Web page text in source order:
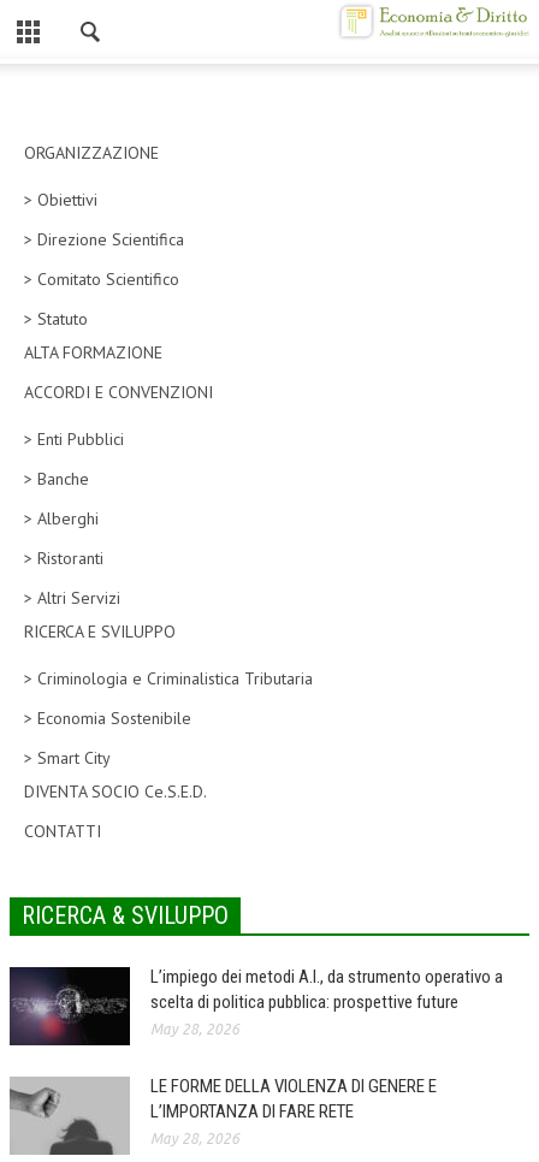
CHI SIAMO
MISSION
CONTATTI
ATTO COSTITUTIVO E STATUTO
ORGANIZZAZIONE
OBIETTIVI
DIREZIONE SCIENTIFICA
ALTA FORMAZIONE
LA RIVISTA
COMITATO EDITORIALE
PEER REVIEW
CODICE ETICO
AUTORI
COLLABORA CON NOI
ORGANIZZAZIONE
> Obiettivi
> Direzione Scientifica
> Comitato Scientifico
> Statuto
ALTA FORMAZIONE
ACCORDI E CONVENZIONI
> Enti Pubblici
> Banche
> Alberghi
> Ristoranti
> Altri Servizi
RICERCA E SVILUPPO
> Criminologia e Criminalistica Tributaria
> Economia Sostenibile
> Smart City
DIVENTA SOCIO Ce.S.E.D.
CONTATTI
RICERCA & SVILUPPO
L’impiego dei metodi A.I., da strumento operativo a
scelta di politica pubblica: prospettive future
May 28, 2026
LE FORME DELLA VIOLENZA DI GENERE E
L’IMPORTANZA DI FARE RETE
May 28, 2026